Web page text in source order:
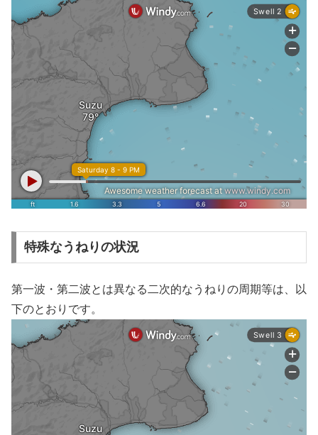
特殊なうねりの状況
第一波・第二波とは異なる二次的なうねりの周期等は、以
下のとおりです。